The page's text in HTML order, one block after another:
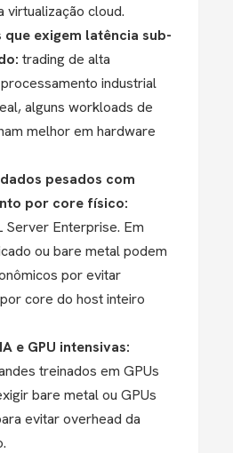
virtualização cloud.
exigem latência sub-
trading de alta
industrial
alguns workloads de
melhor em hardware
pesados com
por core físico:
Server Enterprise. Em
ou bare metal podem
por evitar
core do host inteiro
e GPU intensivas:
treinados em GPUs
bare metal ou GPUs
evitar overhead da